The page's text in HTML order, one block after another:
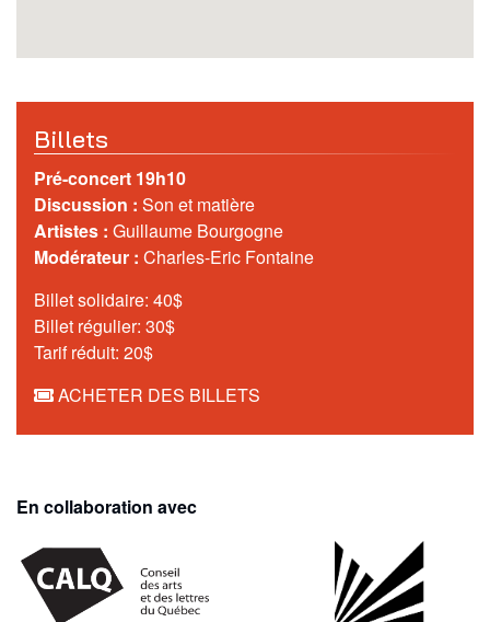
Billets
Pré-concert 19h10
Discussion : Son et matière
Artistes : Guillaume Bourgogne
Modérateur : Charles-Eric Fontaine
Billet solidaire: 40$
Billet régulier: 30$
Tarif réduit: 20$
ACHETER DES BILLETS
En collaboration avec